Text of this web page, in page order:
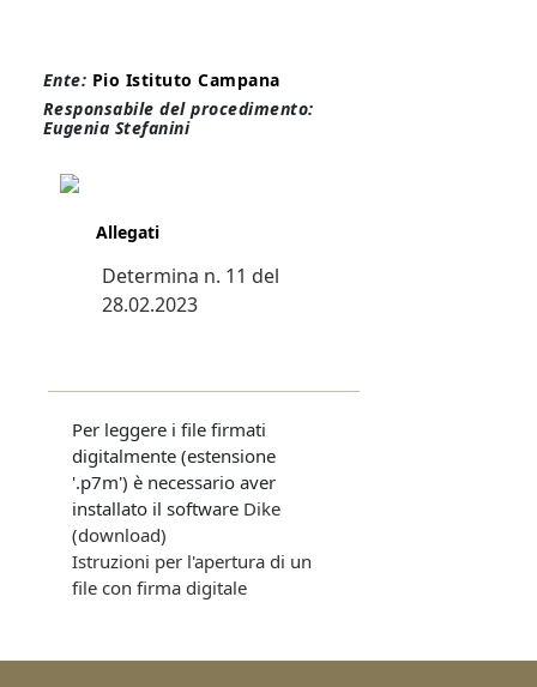
Ente: Pio Istituto Campana
Responsabile del procedimento:
Eugenia Stefanini
Allegati
Determina n. 11 del
28.02.2023
Per leggere i file firmati
digitalmente (estensione
'.p7m') è necessario aver
installato il software Dike
(download)
Istruzioni per l'apertura di un
file con firma digitale